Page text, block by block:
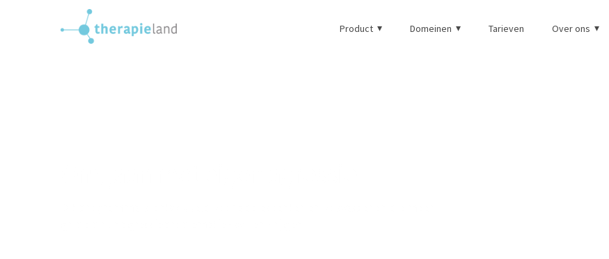
Product Domeinen Tarieven Over ons